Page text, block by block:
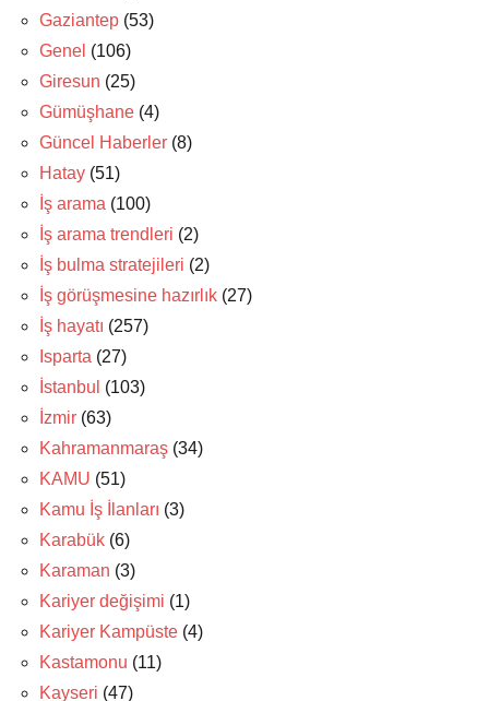
Gaziantep (53)
Genel (106)
Giresun (25)
Gümüşhane (4)
Güncel Haberler (8)
Hatay (51)
İş arama (100)
İş arama trendleri (2)
İş bulma stratejileri (2)
İş görüşmesine hazırlık (27)
İş hayatı (257)
Isparta (27)
İstanbul (103)
İzmir (63)
Kahramanmaraş (34)
KAMU (51)
Kamu İş İlanları (3)
Karabük (6)
Karaman (3)
Kariyer değişimi (1)
Kariyer Kampüste (4)
Kastamonu (11)
Kayseri (47)